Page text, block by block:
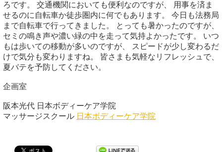
ろです。 交通機関においても便利なのですが、 用事を済ま
せるのに自転車か徒歩圏内に何でもあります。 今日も法務局
まで自転車で行ってきました。 とっても暑かったのですが、
セミの鳴き声や濃い緑の中を走って気持よかったです。 いつ
もは歩いての移動が多いのですが、 スピードが少し変わるだ
けで気分も変わりますね。 皆さまも気軽なリフレッシュで、
夏バテを予防してください。
企画室
阪本光代 日本ボディーケア学院
マッサージスクール 日本ボディーケア学院